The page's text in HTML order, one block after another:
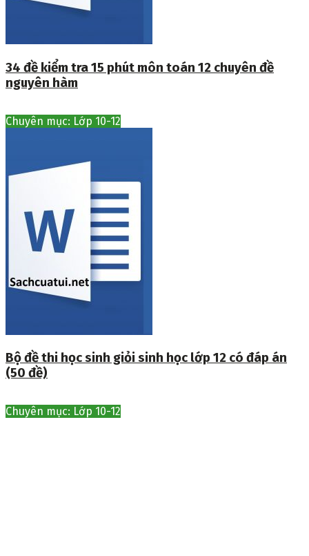
34 đề kiểm tra 15 phút môn toán 12 chuyên đề
nguyên hàm
Chuyên mục: Lớp 10-12
Bộ đề thi học sinh giỏi sinh học lớp 12 có đáp án
(50 đề)
Chuyên mục: Lớp 10-12